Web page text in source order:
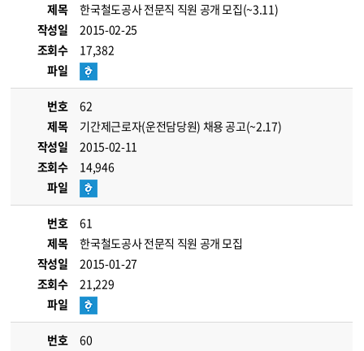
제목
한국철도공사 전문직 직원 공개 모집(~3.11)
작성일
2015-02-25
조회수
17,382
파일
번호
62
제목
기간제근로자(운전담당원) 채용 공고(~2.17)
작성일
2015-02-11
조회수
14,946
파일
번호
61
제목
한국철도공사 전문직 직원 공개 모집
작성일
2015-01-27
조회수
21,229
파일
번호
60